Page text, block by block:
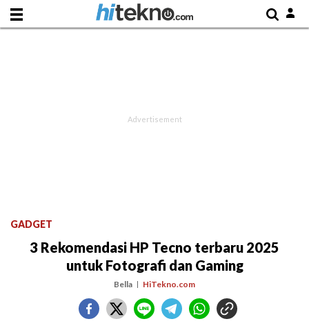
GADGET
3 Rekomendasi HP Tecno terbaru 2025
untuk Fotografi dan Gaming
Bella HiTekno.com